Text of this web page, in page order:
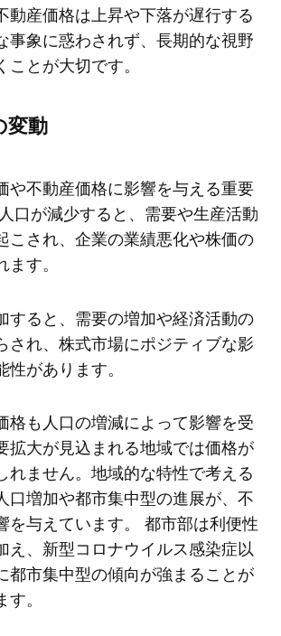
動産価格は上昇や下落が遅行する
事象に惑わされず、長期的な視野
とが大切です。
変動
や不動産価格に影響を与える重要
口が減少すると、需要や生産活動
こされ、企業の業績悪化や株価の
す。
すると、需要の増加や経済活動の
され、株式市場にポジティブな影
があります。
格も人口の増減によって影響を受
拡大が見込まれる地域では価格が
れません。地域的な特性で考える
口増加や都市集中型の進展が、不
を与えています。 都市部は利便性
え、新型コロナウイルス感染症以
都市集中型の傾向が強まることが
。